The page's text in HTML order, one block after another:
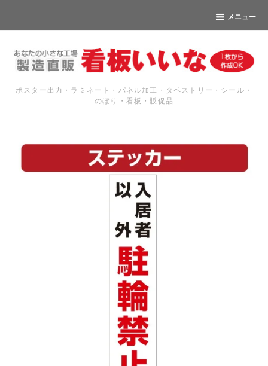
メニュー
ポスター出力・ラミネート・パネル加工・タペストリー・シール・
のぼり・看板・販促品